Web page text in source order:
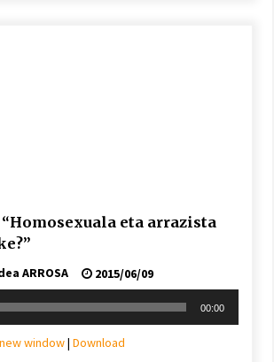
“Homosexuala eta arrazista
ARROSA
2015/06/09
00:00
window| Download